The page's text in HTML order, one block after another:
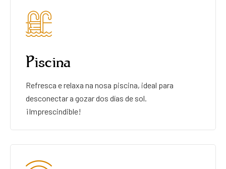
Piscina
Refresca e relaxa na nosa piscina, ideal para
desconectar a gozar dos días de sol.
¡Imprescindible!